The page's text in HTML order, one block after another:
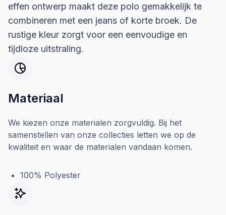
effen ontwerp maakt deze polo gemakkelijk te
combineren met een jeans of korte broek. De
rustige kleur zorgt voor een eenvoudige en
tijdloze uitstraling.
Materiaal
We kiezen onze materialen zorgvuldig. Bij het
samenstellen van onze collecties letten we op de
kwaliteit en waar de materialen vandaan komen.
100% Polyester